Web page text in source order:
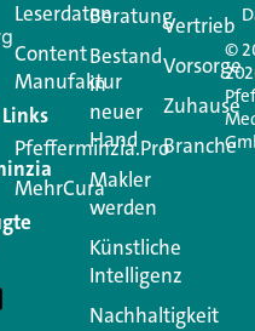
Sie einen
Adresse wird nicht
Felder sind mit
Leserdaten
Content
Manufaktur
Links
Pfefferminzia.Pro
MehrCura
Beratung
Bestand
in
neuer
Hand
Makler
werden
Künstliche
Intelligenz
Nachhaltigkeit
Vertrieb
Vorsorge
Zuhause
Branche
©